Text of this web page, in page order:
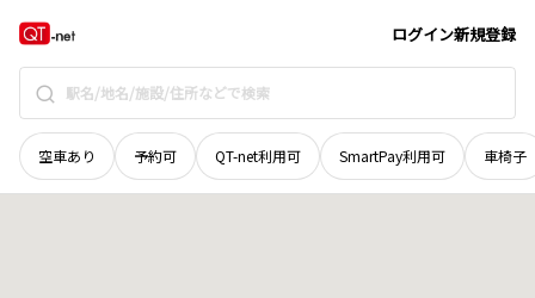
ログイン新規登録
空車あり 予約可 QT-net利用可 SmartPay利用可 車椅子
岡山県